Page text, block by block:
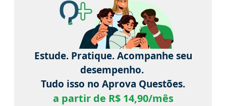
Estude. Pratique. Acompanhe seu
desempenho.
Tudo isso no Aprova Questões.
a partir de R$ 14,90/mês